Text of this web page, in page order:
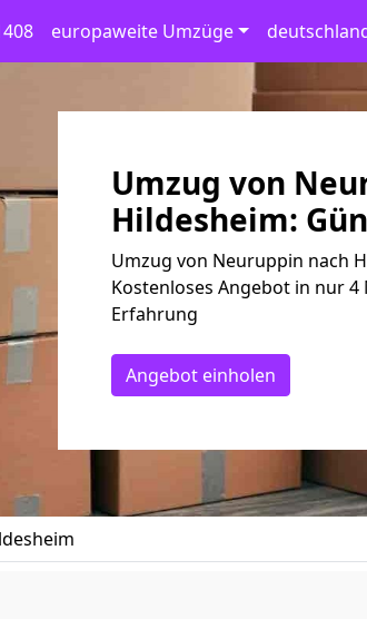
europaweite Umzüge
Umzug von
Hildesheim:
Umzug von Neuruppin nach
Kostenloses Angebot in nur
Erfahrung
Angebot einholen